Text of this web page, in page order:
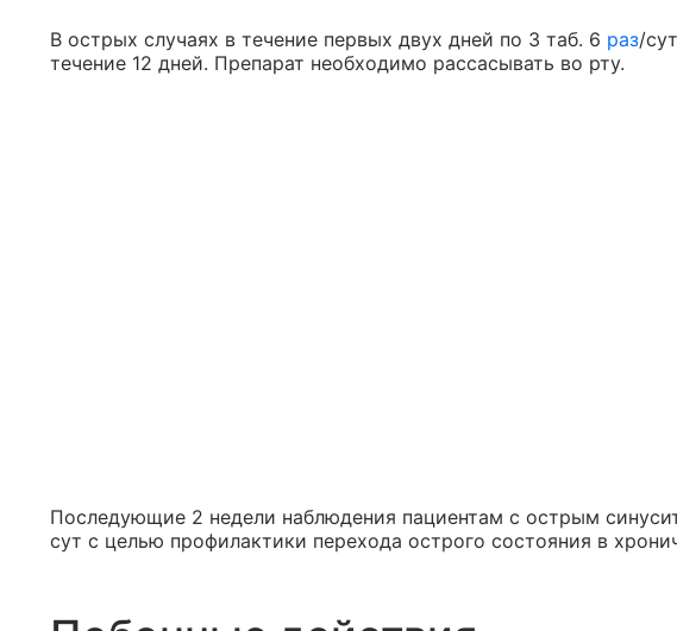
В острых случаях в течение первых двух дней по 3 таб. 6 раз/
течение 12 дней. Препарат необходимо рассасывать во рту.
Последующие 2 недели наблюдения пациентам с острым
сут с целью профилактики перехода острого состояния в